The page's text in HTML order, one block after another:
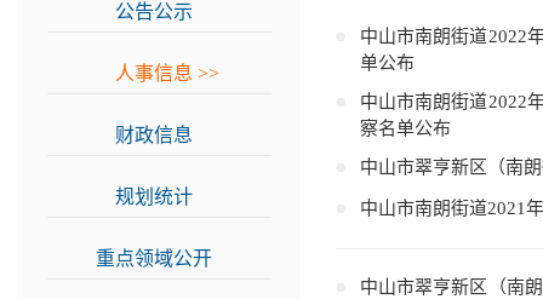
公告公示
人事信息 >>
财政信息
规划统计
重点领域公开
中山市南朗街道2022
单公布
中山市南朗街道2022
察名单公布
中山市翠亨新区（南
中山市南朗街道2021
中山市翠亨新区（南